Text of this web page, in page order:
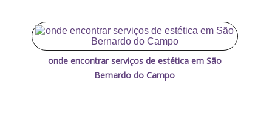
onde encontrar serviços de estética em São
Bernardo do Campo